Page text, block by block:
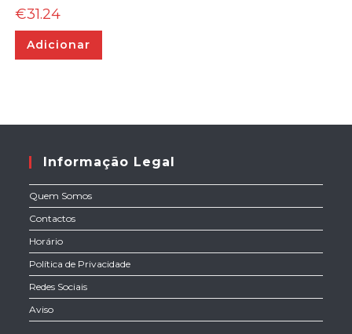
€31.24
Adicionar
Informação Legal
Quem Somos
Contactos
Horário
Política de Privacidade
Redes Sociais
Aviso